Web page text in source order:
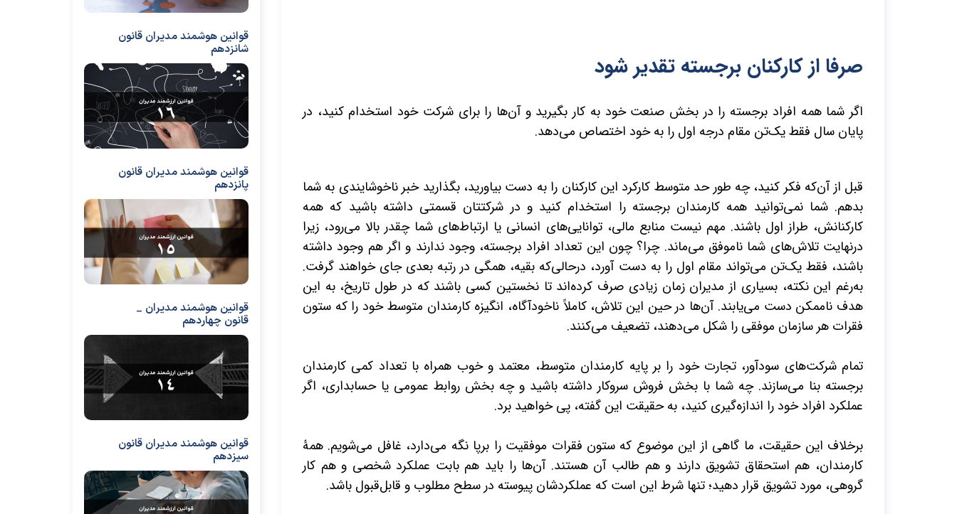
صرفا از کارکنان برجسته تقدیر شود
اگر شما همه افراد برجسته را در بخش صنعت خود به کار بگیرید و آن‌ها را برای شرکت خود استخدام کنید، در
پایان سال فقط یک‌تن مقام درجه اول را به خود اختصاص می‌دهد.
قبل از آن‌که فکر کنید، چه طور حد متوسط کارکرد این کارکنان را به دست بیاورید، بگذارید خبر ناخوشایندی به شما
بدهم. شما نمی‌توانید همه کارمندان برجسته را استخدام کنید و در شرکتتان قسمتی داشته باشید که همه
کارکنانش، طراز اول باشند. مهم نیست منابع مالی، توانایی‌های انسانی یا ارتباط‌های شما چقدر بالا می‌رود، زیرا
درنهایت تلاش‌های شما ناموفق می‌ماند. چرا؟ چون این تعداد افراد برجسته، وجود ندارند و اگر هم وجود داشته
باشند، فقط یک‌تن می‌تواند مقام اول را به دست آورد، درحالی‌که بقیه، همگی در رتبه بعدی جای خواهند گرفت.
به‌رغم این نکته، بسیاری از مدیران زمان زیادی صرف کرده‌اند تا نخستین کسی باشند که در طول تاریخ، به این
هدف ناممکن دست می‌یابند. آن‌ها در حین این تلاش، کاملاً ناخودآگاه، انگیزه کارمندان متوسط خود را که ستون
فقرات هر سازمان موفقی را شکل می‌دهند، تضعیف می‌کنند.
تمام شرکت‌های سودآور، تجارت خود را بر پایه کارمندان متوسط، معتمد و خوب همراه با تعداد کمی کارمندان
برجسته بنا می‌سازند. چه شما با بخش فروش سروکار داشته باشید و چه بخش روابط عمومی یا حسابداری، اگر
عملکرد افراد خود را اندازه‌گیری کنید، به حقیقت این گفته، پی خواهید برد.
برخلاف این حقیقت، ما گاهی از این موضوع که ستون فقرات موفقیت را برپا نگه می‌دارد، غافل می‌شویم. همۀ
کارمندان، هم استحقاق تشویق دارند و هم طالب آن هستند. آن‌ها را باید هم بابت عملکرد شخصی و هم کار
گروهی، مورد تشویق قرار دهید؛ تنها شرط این است که عملکردشان پیوسته در سطح مطلوب و قابل‌قبول باشد.
قوانین هوشمند مدیران قانون
شانزدهم
قوانین هوشمند مدیران قانون
پانزدهم
قوانین هوشمند مدیران _
قانون چهاردهم
قوانین هوشمند مدیران قانون
سیزدهم